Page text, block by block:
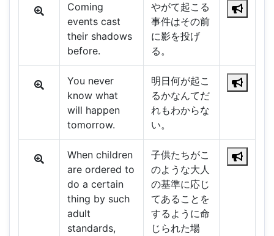
Coming
events cast
their shadows
before.
やがて起こる
事件はその前
に影を投げ
る。
You never
know what
will happen
tomorrow.
明日何が起こ
るかなんてだ
れもわからな
い。
When children
are ordered to
do a certain
thing by such
adult
standards,
子供たちがこ
のような大人
の基準に応じ
てあることを
するように命
じられた場